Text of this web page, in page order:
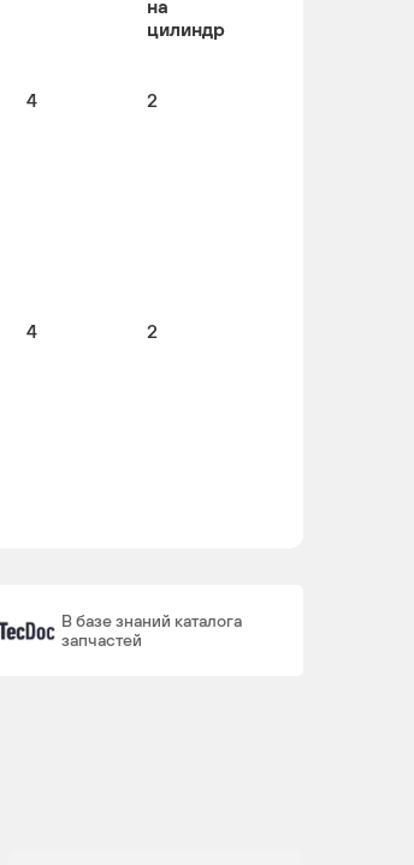
на
цилиндр
4 2
4 2
В базе знаний каталога
запчастей